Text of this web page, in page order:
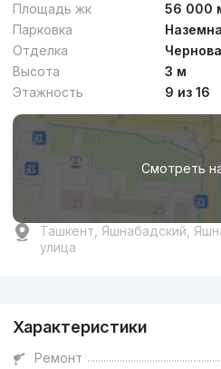
от сум /м²
Сдача 4кв 2026,NAU
ЖК «Venera
+998 (99)
от30.5 млн сум/м²
5
Площадь жк
56 000
Парковка
Отделка
Высота
3 м
Этажность
9 из 16
Смотреть
Ташкент, Яшнабадский,
улица
Характеристики
Ремонт